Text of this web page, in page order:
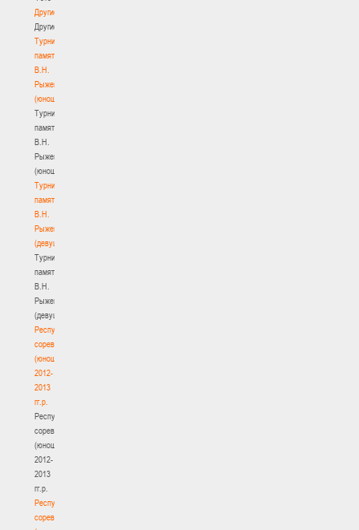
Другие
Другие
Турнир
памяти
В.Н.
Рыженкова
(юноши)
Турнир
памяти
В.Н.
Рыженкова
(юноши)
Турнир
памяти
В.Н.
Рыженкова
(девушки)
Турнир
памяти
В.Н.
Рыженкова
(девушки)
Республиканские
соревнования
(юноши)
2012-
2013
гг.р.
Республиканские
соревнования
(юноши)
2012-
2013
гг.р.
Республиканские
соревнования